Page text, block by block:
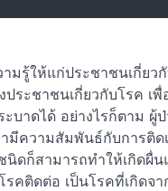
มรู้ให้แก่ประชาชนเกี่ย
ระชาชนเกี่ยวกับโรค เ
บาดได้ อย่างไรก็ตาม ผู้
ความสัมพันธ์กับการติด
ดก็สามารถทำให้เกิดผื่
คติดต่อ เป็นโรคที่เกิดจ